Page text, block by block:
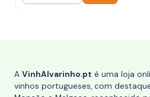
A VinhAlvarinho.pt é uma loja
vinhos portugueses, com